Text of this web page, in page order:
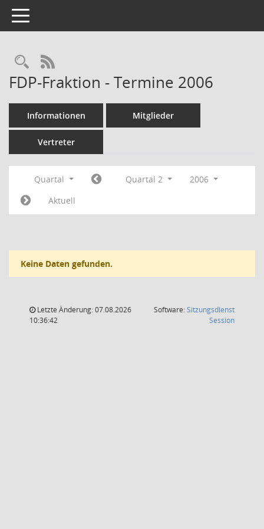
Toggle navigation
Rechercheauswahl
RSS-Feed
FDP-Fraktion - Termine 2006
Informationen Mitglieder
Vertreter
Quartal Quartal 2
2006
Aktuell
Keine Daten gefunden.
Letzte Änderung: 07.08.2026
10:36:42
Software:Sitzungsdienst
Session(Wird in